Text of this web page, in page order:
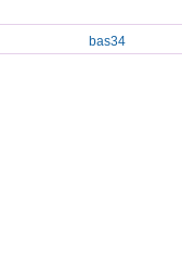
bas34